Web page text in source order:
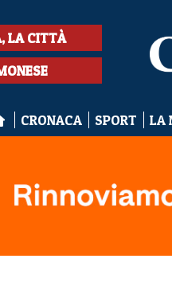
LA CITTÀ
CRONACA SPORT LA